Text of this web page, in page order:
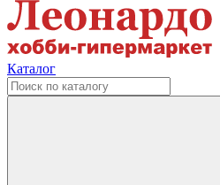
Каталог